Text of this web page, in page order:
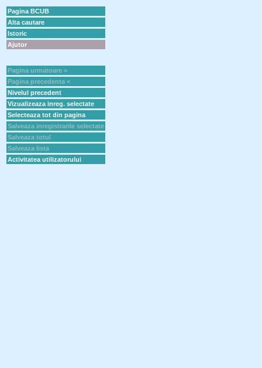
Pagina BCUB
Alta cautare
Istoric
Ajutor
Pagina urmatoare >
Pagina precedenta <
Nivelul precedent
Vizualizeaza inreg. selectate
Selecteaza tot din pagina
Salveaza inregistrarile selectate
Salveaza totul
Salveaza lista
Activitatea utilizatorului